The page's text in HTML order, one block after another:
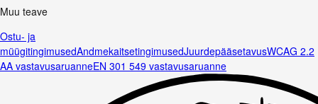
Muu teave
Ostu- ja
müügitingimusedAndmekaitsetingimusedJuurdepääsetavusWCAG 2.2
AA vastavusaruanneEN 301 549 vastavusaruanne